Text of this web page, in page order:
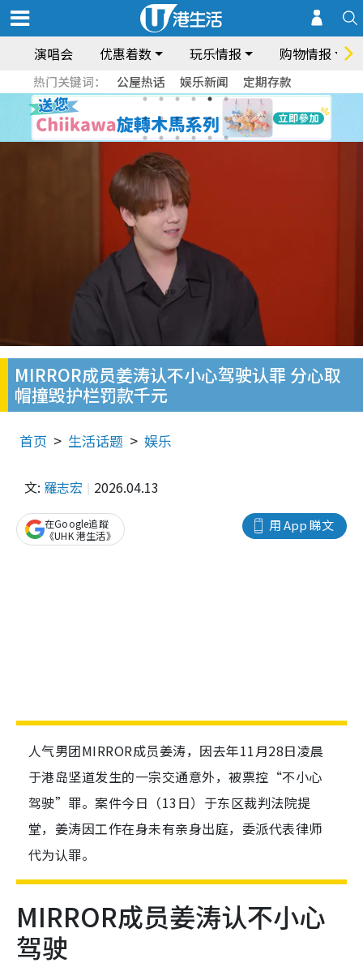
演唱会 优惠着数 玩乐情报 购物情报
热门关键词： 公屋热话 娱乐新闻 定期存款
MIRROR成员姜涛认不小心驾驶认罪 分心取
帽撞毁护栏罚款千元
首页 生活话题 娱乐
文: 羅志宏 2026.04.13
用 App 睇文
在Google追蹤
《UHK 港生活》
人气男团MIRROR成员姜涛，因去年11月28日凌晨
于港岛坚道发生的一宗交通意外，被票控“不小心
驾驶”罪。案件今日（13日）于东区裁判法院提
堂，姜涛因工作在身未有亲身出庭，委派代表律师
代为认罪。
MIRROR成员姜涛认不小心
驾驶